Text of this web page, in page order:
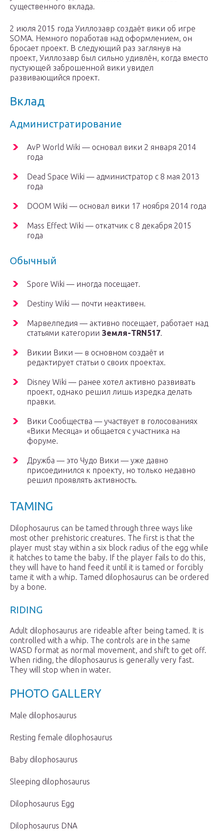
существенного вклада.
2 июля 2015 года Уиллозавр создаёт вики об игре
SOMA. Немного поработав над оформлением, он
бросает проект. В следующий раз заглянув на
проект, Уиллозавр был сильно удивлён, когда вместо
пустующей заброшенной вики увидел
развивающийся проект.
Вклад
Администратирование
AvP World Wiki — основал вики 2 января 2014
года
Dead Space Wiki — администратор с 8 мая 2013
года
DOOM Wiki — основал вики 17 ноября 2014 года
Mass Effect Wiki — откатчик с 8 декабря 2015
года
Обычный
Spore Wiki — иногда посещает.
Destiny Wiki — почти неактивен.
Марвелпедия — активно посещает, работает над
статьями категории Земля-TRN517.
Викии Вики — в основном создаёт и
редактирует статьи о своих проектах.
Disney Wiki — ранее хотел активно развивать
проект, однако решил лишь изредка делать
правки.
Вики Сообщества — участвует в голосованиях
«Вики Месяца» и общается с участника на
форуме.
Дружба — это Чудо Вики — уже давно
присоединился к проекту, но только недавно
решил проявлять активность.
TAMING
Dilophosaurus can be tamed through three ways like
most other prehistoric creatures. The first is that the
player must stay within a six block radius of the egg while
it hatches to tame the baby. If the player fails to do this,
they will have to hand feed it until it is tamed or forcibly
tame it with a whip. Tamed dilophosaurus can be ordered
by a bone.
RIDING
Adult dilophosaurus are rideable after being tamed. It is
controlled with a whip. The controls are in the same
WASD format as normal movement, and shift to get off.
When riding, the dilophosaurus is generally very fast.
They will stop when in water.
PHOTO GALLERY
Male dilophosaurus
Resting female dilophosaurus
Baby dilophosaurus
Sleeping dilophosaurus
Dilophosaurus Egg
Dilophosaurus DNA